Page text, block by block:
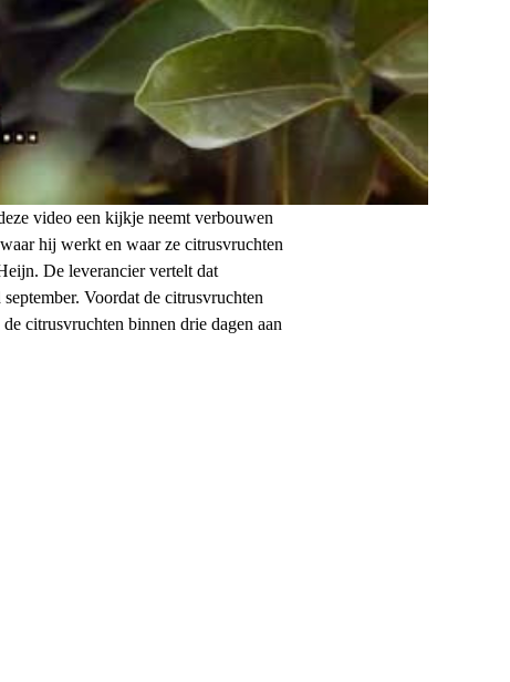
video een kijkje neemt verbouwen
hij werkt en waar ze citrusvruchten
De leverancier vertelt dat
Voordat de citrusvruchten
citrusvruchten binnen drie dagen aan